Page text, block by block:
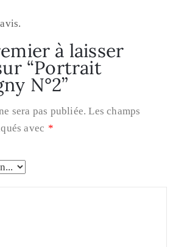
à laisser
“Portrait
N°2”
sera pas publiée. Les champs
avec *